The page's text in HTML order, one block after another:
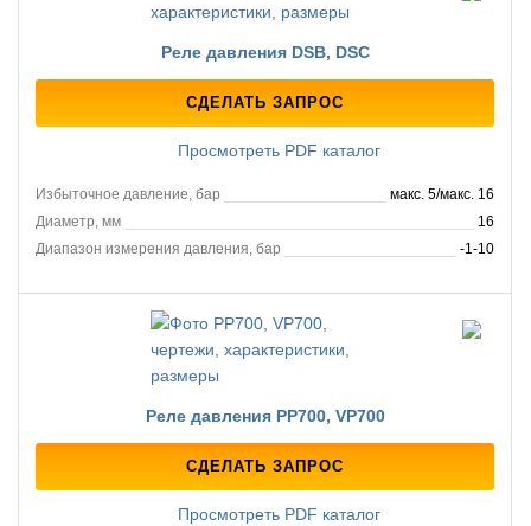
Реле давления DSB, DSC
СДЕЛАТЬ ЗАПРОС
Просмотреть PDF каталог
Избыточное давление, бар
макс. 5/макс. 16
Диаметр, мм
16
Диапазон измерения давления, бар
-1-10
Реле давления PP700, VP700
СДЕЛАТЬ ЗАПРОС
Просмотреть PDF каталог